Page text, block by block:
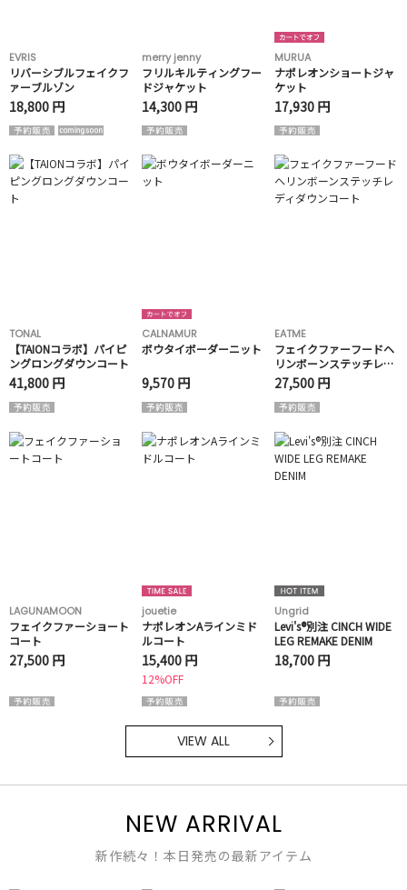
EVRIS
リバーシブルフェイクフ
ァーブルゾン
18,800 円
merry jenny
フリルキルティングフー
ドジャケット
14,300 円
MURUA
ナポレオンショートジャ
ケット
17,930 円
TONAL
【TAIONコラボ】パイピ
ングロングダウンコート
41,800 円
CALNAMUR
ボウタイボーダーニット
9,570 円
EATME
フェイクファーフードヘ
リンボーンステッチレデ
ィダウンコート
27,500 円
LAGUNAMOON
フェイクファーショート
コート
27,500 円
jouetie
ナポレオンAラインミド
ルコート
15,400 円
12%OFF
Ungrid
Levi's®別注 CINCH WIDE
LEG REMAKE DENIM
18,700 円
VIEW ALL
NEW ARRIVAL
新作続々！本日発売の最新アイテム